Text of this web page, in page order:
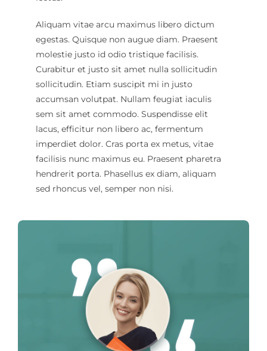
Aliquam vitae arcu maximus libero dictum
egestas. Quisque non augue diam. Praesent
molestie justo id odio tristique facilisis.
Curabitur et justo sit amet nulla sollicitudin
sollicitudin. Etiam suscipit mi in justo
accumsan volutpat. Nullam feugiat iaculis
sem sit amet commodo. Suspendisse elit
lacus, efficitur non libero ac, fermentum
imperdiet dolor. Cras porta ex metus, vitae
facilisis nunc maximus eu. Praesent pharetra
hendrerit porta. Phasellus ex diam, aliquam
sed rhoncus vel, semper non nisi.